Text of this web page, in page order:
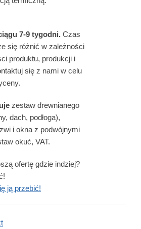
7-9 tygodni. Czas
się różnić w zależności
produktu, produkcji i
się z nami w celu
zestaw drewnianego
dach, podłoga),
i okna z podwójnymi
okuć, VAT.
ofertę gdzie indziej?
ją przebić!